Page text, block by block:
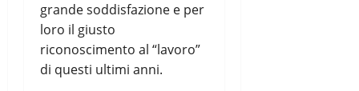
grande soddisfazione e per
loro il giusto
riconoscimento al “lavoro”
di questi ultimi anni.